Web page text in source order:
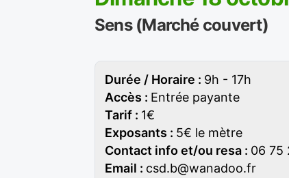
Sens (Marché couvert)
Durée / Horaire : 9h - 17h
Accès : Entrée payante
Tarif : 1€
Exposants : 5€ le mètre
Contact info et/ou resa : 06 75
Email : csd.b@wanadoo.fr